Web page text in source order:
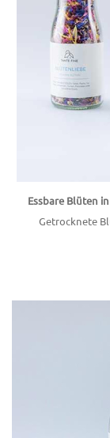
Essbare Blüten
Getrocknete